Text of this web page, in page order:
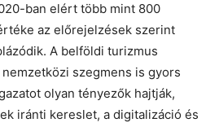
ban elért több mint 800
az előrejelzések szerint
A belföldi turizmus
szegmens is gyors
olyan tényezők hajtják,
iránti kereslet, a digitalizáció és